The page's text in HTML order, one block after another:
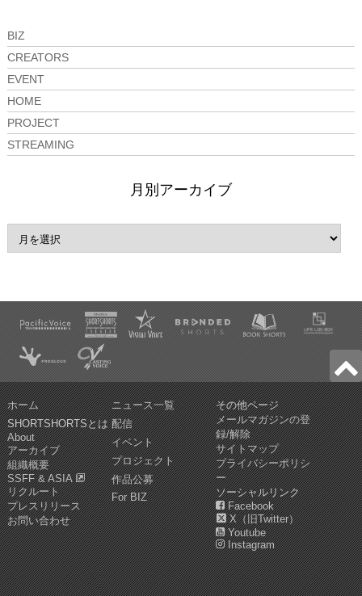
BIZ
CREATORS
EVENT
HOME
PROJECT
STREAMING
月別アーカイブ
ホーム
SHORTSHORTSとは
About
アーカイブ
組織概要
SSFF & ASIA
リクルート
プレスリリース
お問い合わせ
ニュース一覧
配信
イベント
プロジェクト
作品公募
For BIZ
その他ページ
メールマガジンの登
録/解除
サイトマップ
プライバシーポリシ
ー
ソーシャルリンク
Facebook
X（旧Twitter）
Youtube
Instagram